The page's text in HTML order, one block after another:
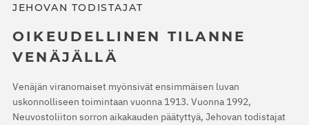
JEHOVAN TODISTAJAT
OIKEUDELLINEN TILANNE
VENÄJÄLLÄ
Venäjän viranomaiset myönsivät ensimmäisen luvan
uskonnolliseen toimintaan vuonna 1913. Vuonna 1992,
Neuvostoliiton sorron aikakauden päätyttyä, Jehovan todistajat